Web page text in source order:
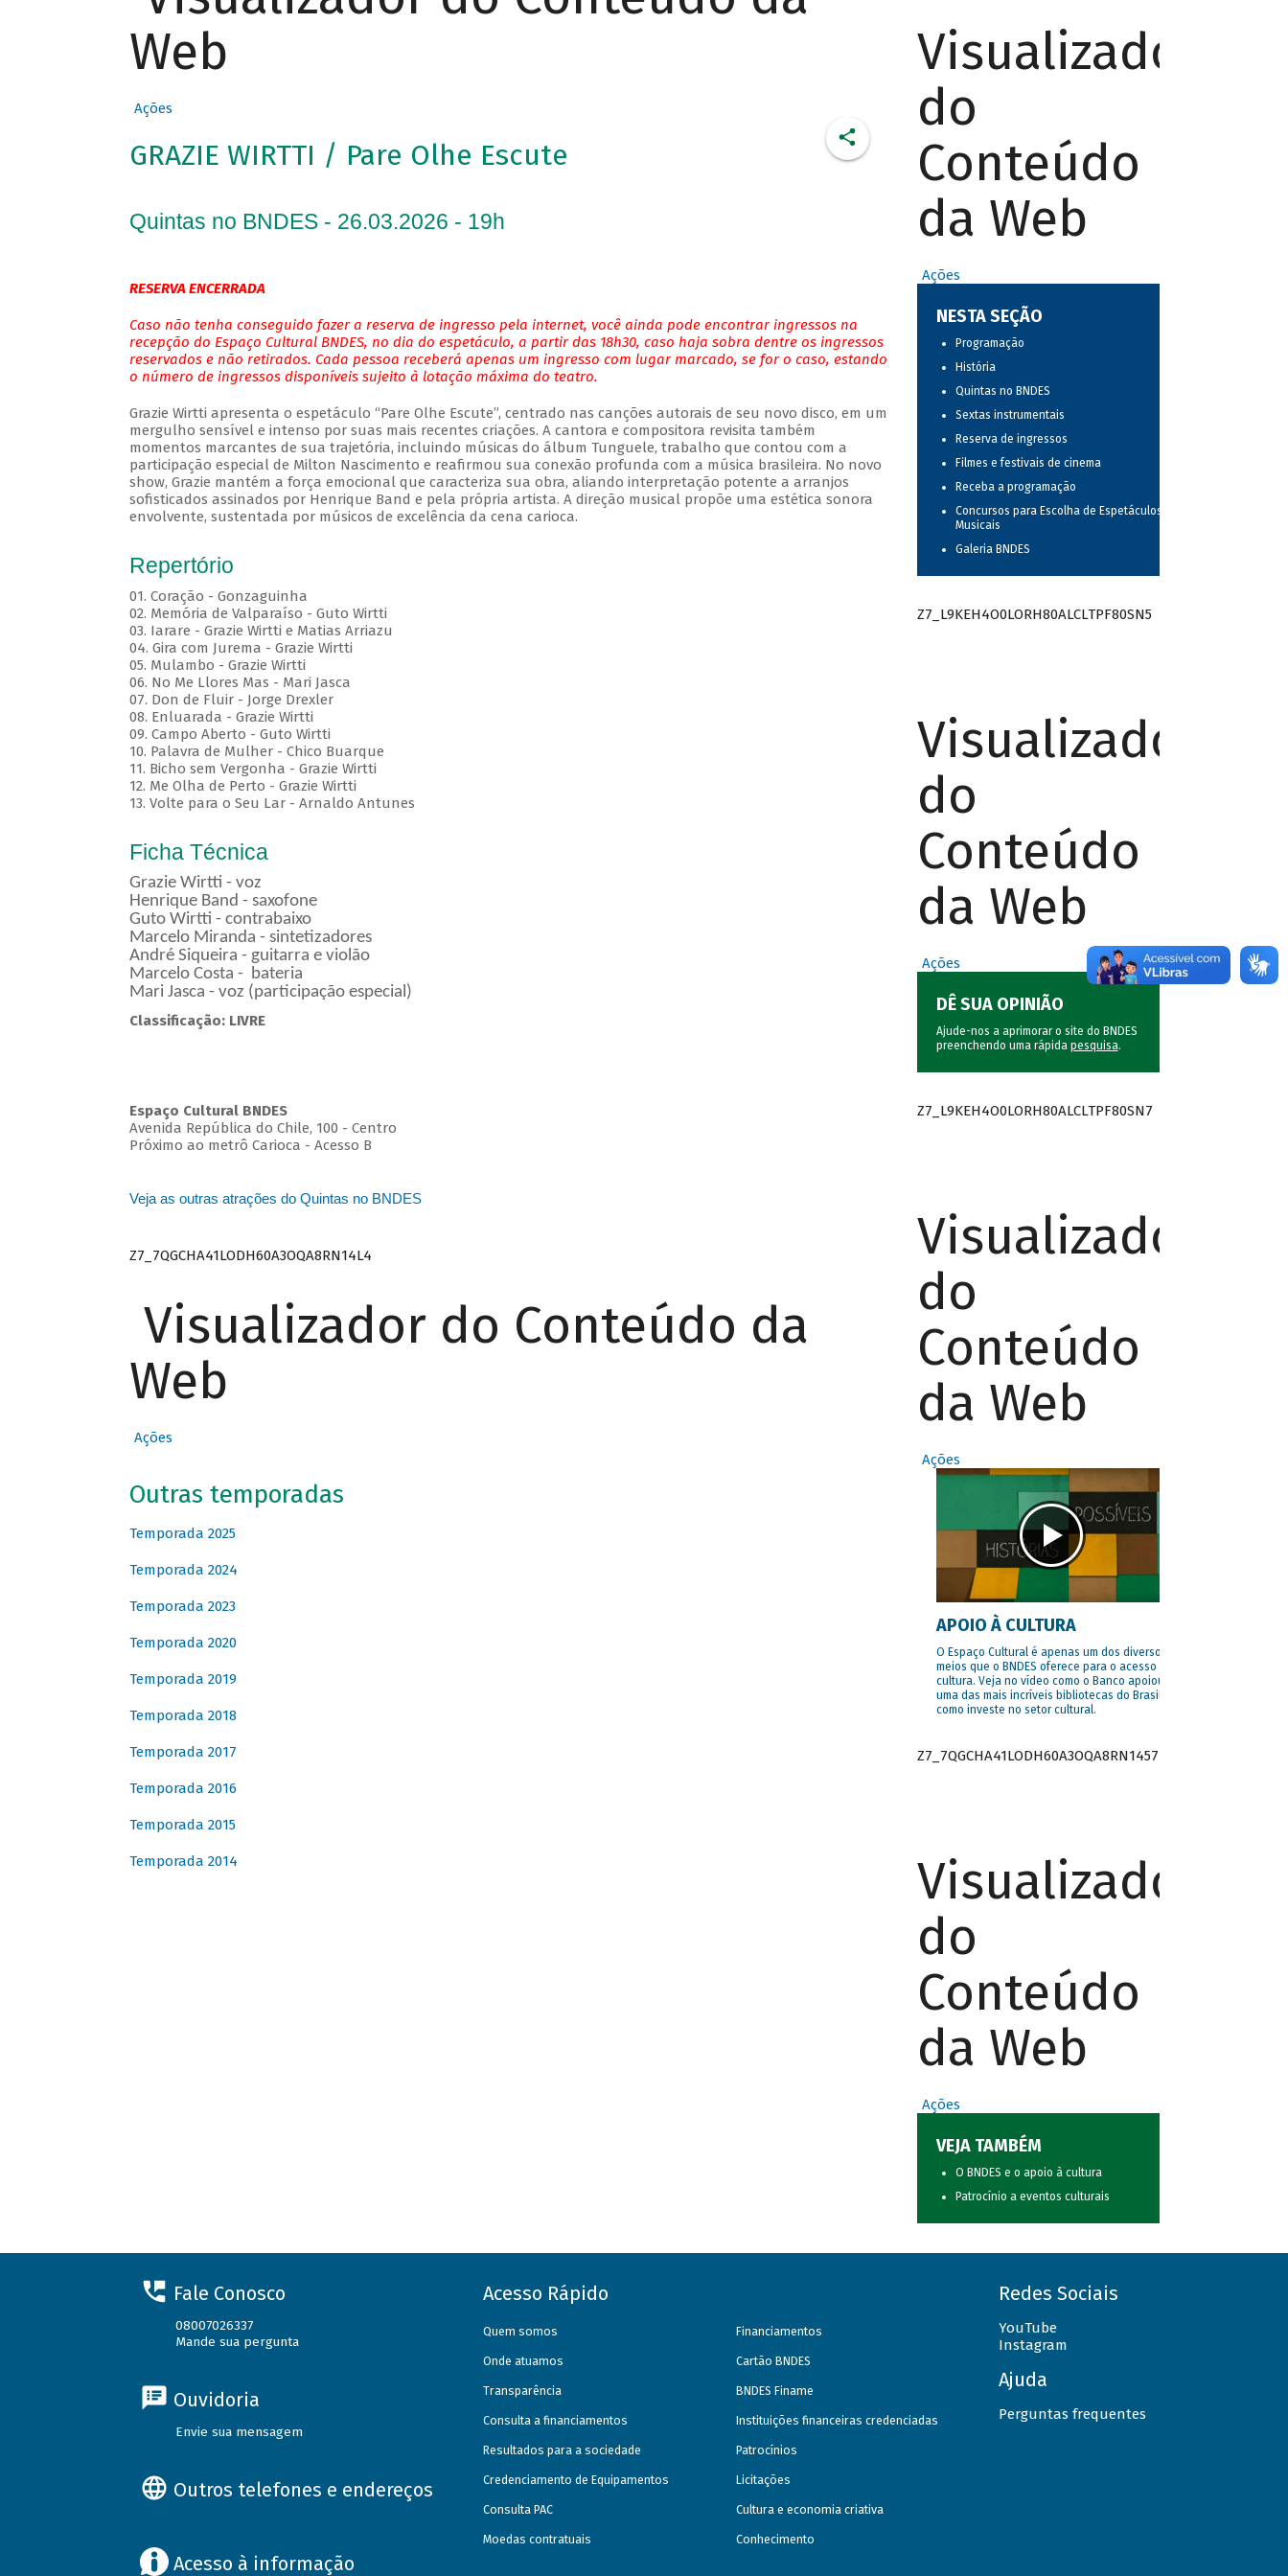
Web
Ações
GRAZIE WIRTTI / Pare Olhe Escute
Quintas no BNDES - 26.03.2026 - 19h
RESERVA ENCERRADA
Caso não tenha conseguido fazer a reserva de ingresso pela internet, você ainda pode encontrar ingressos na
recepção do Espaço Cultural BNDES, no dia do espetáculo, a partir das 18h30, caso haja sobra dentre os ingressos
reservados e não retirados. Cada pessoa receberá apenas um ingresso com lugar marcado, se for o caso, estando
o número de ingressos disponíveis sujeito à lotação máxima do teatro.
Grazie Wirtti apresenta o espetáculo “Pare Olhe Escute”, centrado nas canções autorais de seu novo disco, em um
mergulho sensível e intenso por suas mais recentes criações. A cantora e compositora revisita também
momentos marcantes de sua trajetória, incluindo músicas do álbum Tunguele, trabalho que contou com a
participação especial de Milton Nascimento e reafirmou sua conexão profunda com a música brasileira. No novo
show, Grazie mantém a força emocional que caracteriza sua obra, aliando interpretação potente a arranjos
sofisticados assinados por Henrique Band e pela própria artista. A direção musical propõe uma estética sonora
envolvente, sustentada por músicos de excelência da cena carioca.
Repertório
01. Coração - Gonzaguinha
02. Memória de Valparaíso - Guto Wirtti
03. Iarare - Grazie Wirtti e Matias Arriazu
04. Gira com Jurema - Grazie Wirtti
05. Mulambo - Grazie Wirtti
06. No Me Llores Mas - Mari Jasca
07. Don de Fluir - Jorge Drexler
08. Enluarada - Grazie Wirtti
09. Campo Aberto - Guto Wirtti
10. Palavra de Mulher - Chico Buarque
11. Bicho sem Vergonha - Grazie Wirtti
12. Me Olha de Perto - Grazie Wirtti
13. Volte para o Seu Lar - Arnaldo Antunes
Ficha Técnica
Grazie Wirtti - voz
Henrique Band - saxofone
Guto Wirtti - contrabaixo
Marcelo Miranda - sintetizadores
André Siqueira - guitarra e violão
Marcelo Costa - bateria
Mari Jasca - voz (participação especial)
Classificação: LIVRE
Espaço Cultural BNDES
Avenida República do Chile, 100 - Centro
Próximo ao metrô Carioca - Acesso B
Veja as outras atrações do Quintas no BNDES
Z7_7QGCHA41LODH60A3OQA8RN14L4
Visualizador do Conteúdo da
Web
Ações
Outras temporadas
Temporada 2025
Temporada 2024
Temporada 2023
Temporada 2020
Temporada 2019
Temporada 2018
Temporada 2017
Temporada 2016
Temporada 2015
Temporada 2014
Visualizador
do
Conteúdo
da Web
Ações
NESTA SEÇÃO
Programação
História
Quintas no BNDES
Sextas instrumentais
Reserva de ingressos
Filmes e festivais de cinema
Receba a programação
Concursos para Escolha de Espetáculos
Musicais
Galeria BNDES
Z7_L9KEH4O0LORH80ALCLTPF80SN5
Visualizador
do
Conteúdo
da Web
Ações
DÊ SUA OPINIÃO
Ajude-nos a aprimorar o site do BNDES
preenchendo uma rápida pesquisa.
Z7_L9KEH4O0LORH80ALCLTPF80SN7
Visualizador
do
Conteúdo
da Web
Ações
APOIO À CULTURA
O Espaço Cultural é apenas um dos diversos
meios que o BNDES oferece para o acesso à
cultura. Veja no vídeo como o Banco apoiou
uma das mais incríveis bibliotecas do Brasil e
como investe no setor cultural.
Z7_7QGCHA41LODH60A3OQA8RN1457
Visualizador
do
Conteúdo
da Web
Ações
VEJA TAMBÉM
O BNDES e o apoio à cultura
Patrocínio a eventos culturais
Fale Conosco
08007026337
Mande sua pergunta
Ouvidoria
Envie sua mensagem
Outros telefones e endereços
Acesso à informação
Acesso Rápido
Quem somos
Onde atuamos
Transparência
Consulta a financiamentos
Resultados para a sociedade
Credenciamento de Equipamentos
Consulta PAC
Moedas contratuais
Financiamentos
Cartão BNDES
BNDES Finame
Instituições financeiras credenciadas
Patrocínios
Licitações
Cultura e economia criativa
Conhecimento
Redes Sociais
YouTube
Instagram
Ajuda
Perguntas frequentes